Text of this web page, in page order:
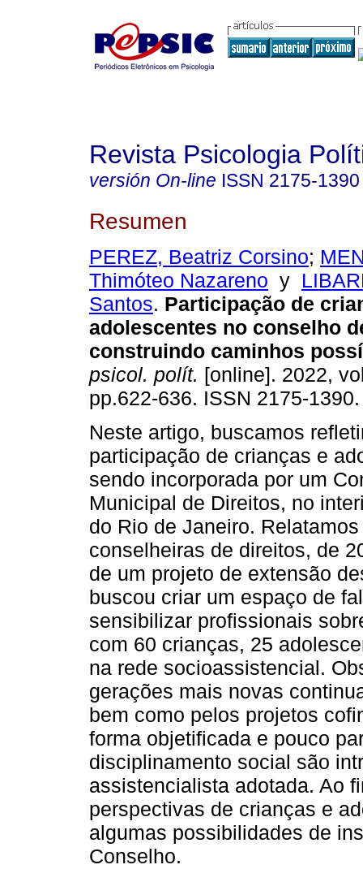
Revista Psicologia
versión On-line ISSN 2175-1390
Resumen
PEREZ, Beatriz Corsino;
Thimóteo Nazareno y
Santos. Participação de
adolescentes no conselho
construindo caminhos
psicol. polít. [online]. 2022,
pp.622-636. ISSN 2175-1390.
Neste artigo, buscamos
participação de crianças e
sendo incorporada por um
Municipal de Direitos, no
do Rio de Janeiro.
conselheiras de direitos, de
de um projeto de extensão
buscou criar um espaço de
sensibilizar profissionais
com 60 crianças, 25
na rede socioassistencial.
gerações mais novas
bem como pelos projetos
forma objetificada e pouco
disciplinamento social são
assistencialista adotada. Ao
perspectivas de crianças e
algumas possibilidades de
Conselho.